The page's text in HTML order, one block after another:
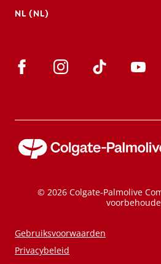
NL (NL)
© 2026 Colgate-Palmolive
Gebruiksvoorwaarden
Privacybeleid